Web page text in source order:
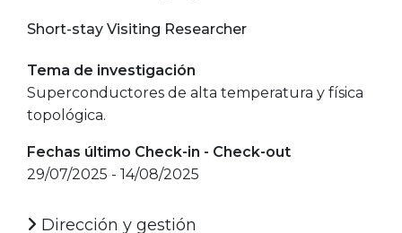
Short-stay Visiting Researcher
Tema de investigación
Superconductores de alta temperatura y física
topológica.
Fechas último Check-in - Check-out
29/07/2025 - 14/08/2025
Dirección y gestión